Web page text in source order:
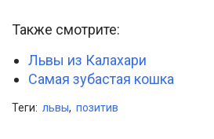
Также смотрите:
Львы из Калахари
Самая зубастая кошка
Теги: львы, позитив